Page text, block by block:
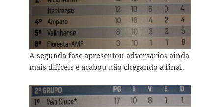
A segunda fase apresentou adversários ainda
mais difíceis e acabou não chegando a final.